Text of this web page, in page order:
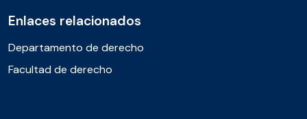
Enlaces relacionados
Departamento de derecho
Facultad de derecho